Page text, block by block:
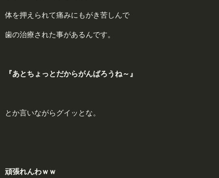
体を押えられて痛みにもがき苦しんで
歯の治療された事があるんです。
『あとちょっとだからがんばろうね～』
とか言いながらグイッとな。
頑張れんわｗｗ